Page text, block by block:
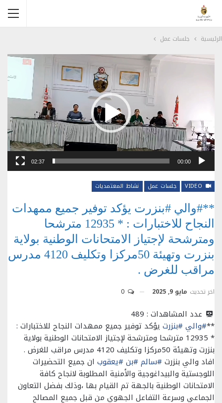
الرئيسية جلسات عمل
مشغل الفيديو
00:00
02:37
جلسات عمل نشاط المعتمديات
**#والي #بنزرت يؤكد توفير جميع ممهدات
النجاح للاختبارات : * 12935 مترشحا
ومترشحة لإجتياز الامتحانات الوطنية بولاية
بنزرت وتهيئة 50مركزا وتكليف 4120 مدرس
مراقب للغرض .
اخر تحديث مايو 9, 2025
عدد المشاهدات : 489
**#والي#بنزرت يؤكد توفير جميع ممهدات النجاح للاختبارات :
* 12935 مترشحا ومترشحة لإجتياز الامتحانات الوطنية بولاية
بنزرت وتهيئة 50مركزا وتكليف 4120 مدرس مراقب للغرض .
افاد والي بنزرت#سالم#بن#يعقوب ان جميع التحضيرات
اللوجستية والبيداغوجية والأمنية المطلوبة لانجاح كافة
الامتحانات الوطنية بالجهة تم القيام بها ،وذلك بفضل التعاون
الجماعي وسرعة التفاعل الجهوي من قبل جميع المصالح